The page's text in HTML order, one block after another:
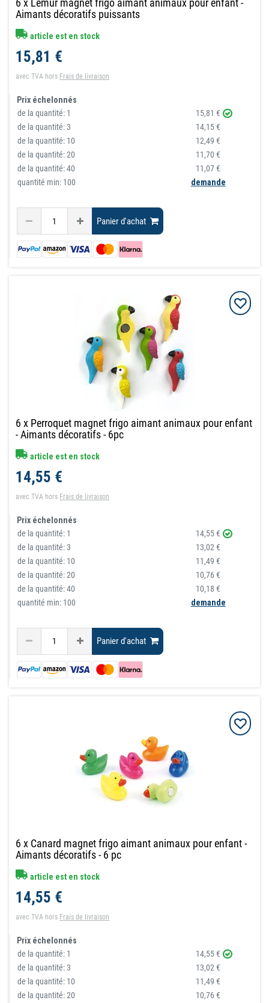
6 x Lémur magnet frigo aimant animaux pour enfant -
Aimants décoratifs puissants
article est en stock
15,81 €
avec TVA hors Frais de livraison
Prix échelonnés
de la quantité: 1
15,81 €
de la quantité:3
14,15 €
de la quantité: 10
12,49 €
de la quantité:20
11,70 €
de la quantité:40
11,07 €
quantité min: 100
demande
Panier d'achat
6 x Perroquet magnet frigo aimant animaux pour enfant
- Aimants décoratifs - 6pc
article est en stock
14,55 €
avec TVA hors Frais de livraison
Prix échelonnés
de la quantité: 1
14,55 €
de la quantité:3
13,02 €
de la quantité: 10
11,49 €
de la quantité:20
10,76 €
de la quantité:40
10,18 €
quantité min: 100
demande
Panier d'achat
6 x Canard magnet frigo aimant animaux pour enfant -
Aimants décoratifs - 6 pc
article est en stock
14,55 €
avec TVA hors Frais de livraison
Prix échelonnés
de la quantité: 1
14,55 €
de la quantité:3
13,02 €
de la quantité: 10
11,49 €
de la quantité:20
10,76 €